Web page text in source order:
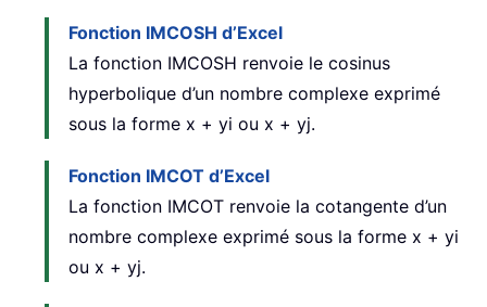
Fonction IMCOSH d’Excel
La fonction IMCOSH renvoie le cosinus
hyperbolique d’un nombre complexe exprimé
sous la forme x + yi ou x + yj.
Fonction IMCOT d’Excel
La fonction IMCOT renvoie la cotangente d’un
nombre complexe exprimé sous la forme x + yi
ou x + yj.